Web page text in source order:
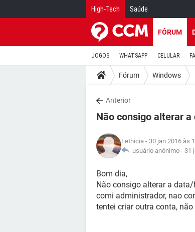
High-Tech Saúde
FÓRUM
JOGOS WHATSAPP CELULAR
Fórum Windows
Anterior
Não consigo alterar
Lethicia - 30 jan 2016 às
usuário anônimo - 31
Bom dia,
Não consigo alterar a
comi administrador, nao
tentei criar outra conta,